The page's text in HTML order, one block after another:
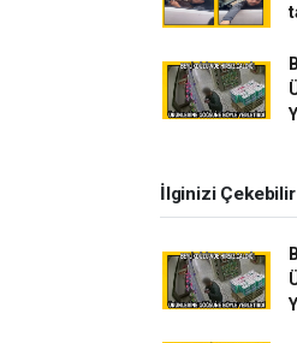
İlginizi Çekebilir